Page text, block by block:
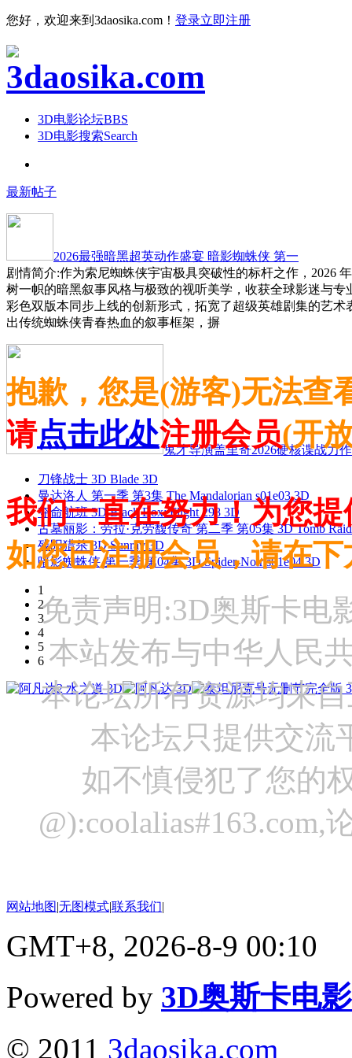
您好，欢迎来到3daosika.com！ 登录立即注册
3D电影论坛BBS
3D电影搜索Search
最新帖子
2026最强暗黑超英动作盛宴 暗影蜘蛛侠 第一
剧情简介:作为索尼蜘蛛侠宇宙极具突破性的标杆之作，2026
树一帜的暗黑叙事风格与极致的视听美学，收获全球影迷与
彩色双版本同步上线的创新形式，拓宽了超级英雄剧集的艺
出传统蜘蛛侠青春热血的叙事框架，摒
鬼才导演盖里奇2026硬核谍战力
刀锋战士 3D Blade 3D
曼达洛人 第一季 第3集 The Mandalorian s01e03 3D
夺命航班 3D Black Box: Flight 298 3D
古墓丽影：劳拉·克劳馥传奇 第二季 第05集 3D Tomb
残阳猎杀 3D Sunray 3D
暗影蜘蛛侠 第一季 第04集 3D Spider-Noir s01e04 3D
1
2
3
4
5
6
抱歉，您是(游客)无法查
请点击此处注册会员(开
我们一直在努力！为您
如您已注册会员，请在
免责声明:3D奥斯卡电
本站发布与中华人民
本论坛所有资源均来
本论坛只提供交流
如不慎侵犯了您的
网站地图|无图模式|联系我们|
GMT+8, 2026-8-9 00:10
Powered by 3D奥斯卡电
© 2011 3daosika.com